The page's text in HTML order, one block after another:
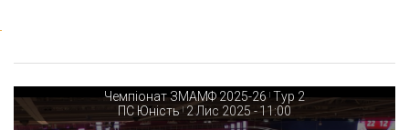
Чемпіонат ЗМАМФ 2025-26 | Тур 2
ПС Юність | 2 Лис 2025-11:00